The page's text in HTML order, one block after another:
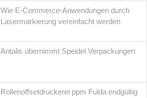
Wie E-Commerce-Anwendungen durch
Lasermarkierung vereinfacht werden
Antalis übernimmt Speidel Verpackungen
Rollenoffsetdruckerei ppm Fulda endgültig